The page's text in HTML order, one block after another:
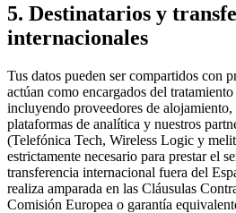
5. Destinatarios y
internacionales
Tus datos pueden ser compartidos con
actúan como encargados del
incluyendo proveedores de
plataformas de analítica y nuestros
(Telefónica Tech, Wireless Logic y
estrictamente necesario para prestar el
transferencia internacional fuera del
realiza amparada en las Cláusulas
Comisión Europea o garantía